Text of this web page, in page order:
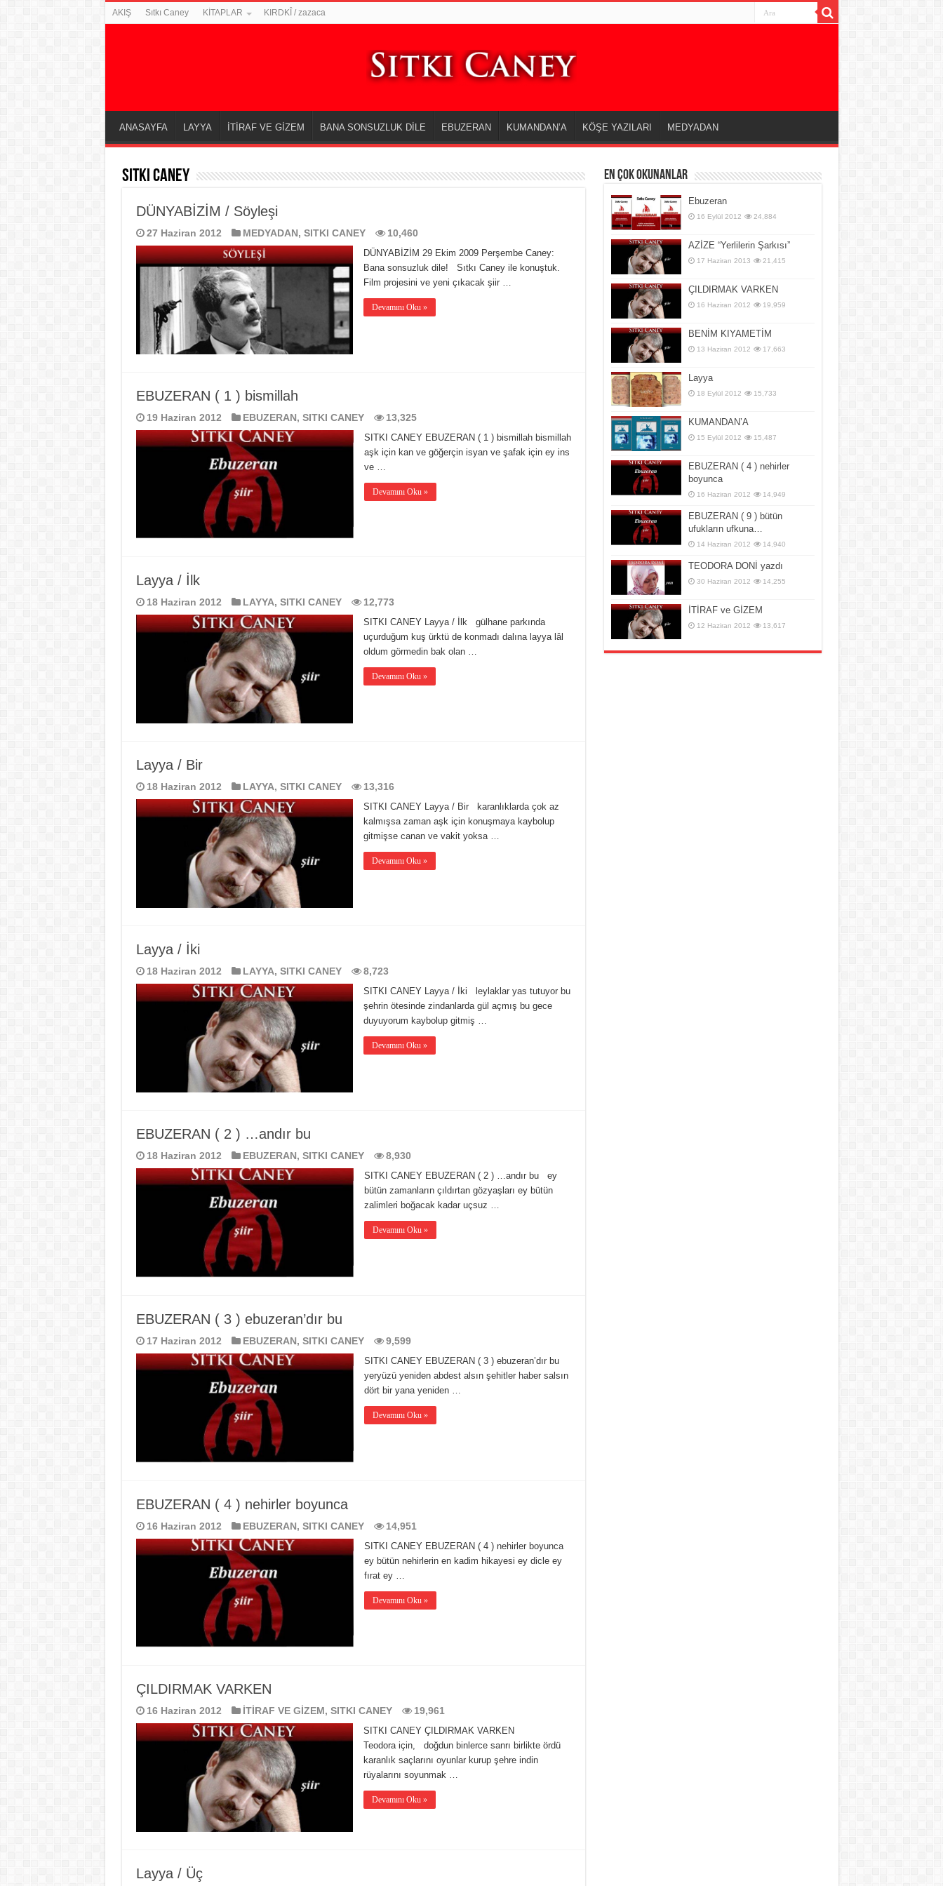
AKIŞ Sıtkı Caney KİTAPLAR KIRDKÎ / zazaca
ANASAYFA LAYYA İTİRAF VE GİZEM BANA SONSUZLUK DİLE EBUZERAN KUMANDAN’A KÖŞE YAZILARI MEDYADAN
SITKI CANEY
DÜNYABİZİM / Söyleşi
27 Haziran 2012 MEDYADAN, SITKI CANEY 10,460
DÜNYABİZİM 29 Ekim 2009 Perşembe Caney:
Bana sonsuzluk dile! Sıtkı Caney ile konuştuk.
Film projesini ve yeni çıkacak şiir …
Devamını Oku »
EBUZERAN ( 1 ) bismillah
19 Haziran 2012 EBUZERAN, SITKI CANEY 13,325
SITKI CANEY EBUZERAN ( 1 ) bismillah bismillah
aşk için kan ve göğerçin isyan ve şafak için ey ins
ve …
Devamını Oku »
Layya / İlk
18 Haziran 2012 LAYYA, SITKI CANEY 12,773
SITKI CANEY Layya / İlk gülhane parkında
uçurduğum kuş ürktü de konmadı dalına layya lâl
oldum görmedin bak olan …
Devamını Oku »
Layya / Bir
18 Haziran 2012 LAYYA, SITKI CANEY 13,316
SITKI CANEY Layya / Bir karanlıklarda çok az
kalmışsa zaman aşk için konuşmaya kaybolup
gitmişse canan ve vakit yoksa …
Devamını Oku »
Layya / İki
18 Haziran 2012 LAYYA, SITKI CANEY 8,723
SITKI CANEY Layya / İki leylaklar yas tutuyor bu
şehrin ötesinde zindanlarda gül açmış bu gece
duyuyorum kaybolup gitmiş …
Devamını Oku »
EBUZERAN ( 2 ) …andır bu
18 Haziran 2012 EBUZERAN, SITKI CANEY 8,930
SITKI CANEY EBUZERAN ( 2 ) …andır bu ey
bütün zamanların çıldırtan gözyaşları ey bütün
zalimleri boğacak kadar uçsuz …
Devamını Oku »
EBUZERAN ( 3 ) ebuzeran’dır bu
17 Haziran 2012 EBUZERAN, SITKI CANEY 9,599
SITKI CANEY EBUZERAN ( 3 ) ebuzeran’dır bu
yeryüzü yeniden abdest alsın şehitler haber salsın
dört bir yana yeniden …
Devamını Oku »
EBUZERAN ( 4 ) nehirler boyunca
16 Haziran 2012 EBUZERAN, SITKI CANEY 14,951
SITKI CANEY EBUZERAN ( 4 ) nehirler boyunca
ey bütün nehirlerin en kadim hikayesi ey dicle ey
fırat ey …
Devamını Oku »
ÇILDIRMAK VARKEN
16 Haziran 2012 İTİRAF VE GİZEM, SITKI CANEY 19,961
SITKI CANEY ÇILDIRMAK VARKEN
Teodora için, doğdun binlerce sanrı birlikte ördü
karanlık saçlarını oyunlar kurup şehre indin
rüyalarını soyunmak …
Devamını Oku »
Layya / Üç
EN ÇOK OKUNANLAR
Ebuzeran
16 Eylül 2012 24,884
AZİZE “Yerlilerin Şarkısı”
17 Haziran 2013 21,415
ÇILDIRMAK VARKEN
16 Haziran 2012 19,959
BENİM KIYAMETİM
13 Haziran 2012 17,663
Layya
18 Eylül 2012 15,733
KUMANDAN’A
15 Eylül 2012 15,487
EBUZERAN ( 4 ) nehirler
boyunca
16 Haziran 2012 14,949
EBUZERAN ( 9 ) bütün
ufukların ufkuna…
14 Haziran 2012 14,940
TEODORA DONİ yazdı
30 Haziran 2012 14,255
İTİRAF ve GİZEM
12 Haziran 2012 13,617